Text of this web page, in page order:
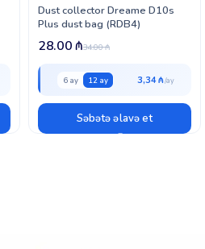
Dust collector Dreame D10s
Plus dust bag (RDB4)
34.00₼
28.00₼
6 ay 12 ay 3,34 ₼
Səbətə əlavə et